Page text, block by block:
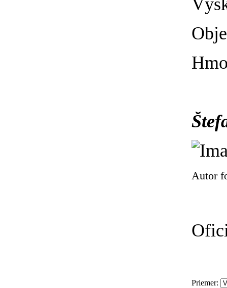
Autor
Priemer: